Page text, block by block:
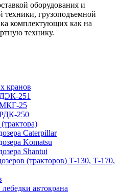
оборудования и
техники, грузоподъемной
комплектующих как на
технику.
кранов
251
МКГ-25
250
Caterpillar
Komatsu
Shantui
(тракторов) Т-130, Т-170,
автокрана